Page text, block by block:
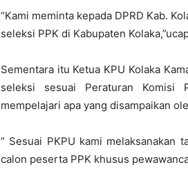
“Kami meminta kepada DPRD Kab.
seleksi PPK di Kabupaten
Sementara itu Ketua KPU Kolaka
seleksi sesuai Peraturan Komisi
mempelajari apa yang disampaikan
” Sesuai PKPU kami melaksanakan
calon peserta PPK khusus